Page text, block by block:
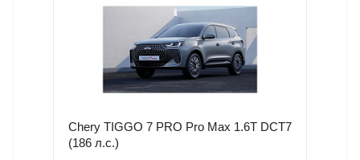
Chery TIGGO 7 PRO Pro Max 1.6T DCT7
(186 л.с.)